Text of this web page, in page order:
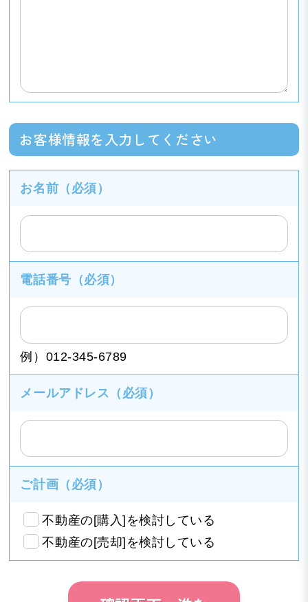
お客様情報を入力してください
お名前 （必須）
電話番号 （必須）
例）012-345-6789
メールアドレス （必須）
ご計画 （必須）
不動産の[購入]を検討している
不動産の[売却]を検討している